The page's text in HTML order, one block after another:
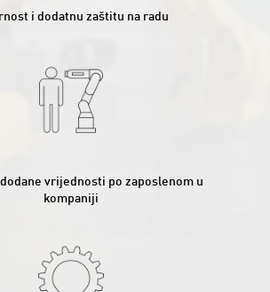
i dodatnu zaštitu na radu
vrijednosti po zaposlenom u
kompaniji